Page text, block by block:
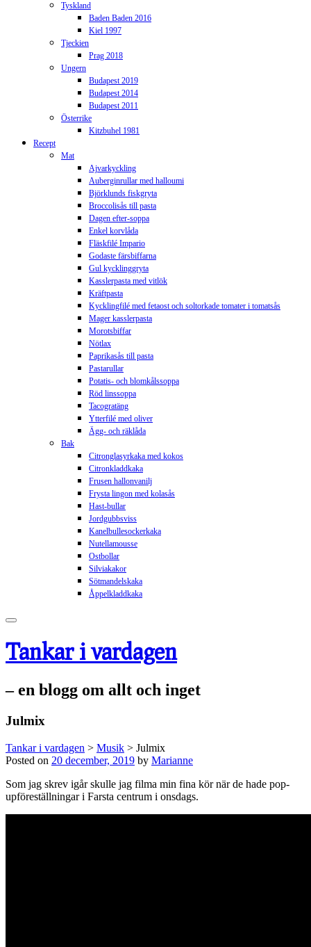
Tyskland
Baden Baden 2016
Kiel 1997
Tjeckien
Prag 2018
Ungern
Budapest 2019
Budapest 2014
Budapest 2011
Österrike
Kitzbuhel 1981
Recept
Mat
Ajvarkyckling
Auberginrullar med halloumi
Björklunds fiskgryta
Broccolisås till pasta
Dagen efter-soppa
Enkel korvlåda
Fläskfilé Impario
Godaste färsbiffarna
Gul kycklinggryta
Kasslerpasta med vitlök
Kräftpasta
Kycklingfilé med fetaost och soltorkade tomater i tomatsås
Mager kasslerpasta
Morotsbiffar
Nötlax
Paprikasås till pasta
Pastarullar
Potatis- och blomkålssoppa
Röd linssoppa
Tacogratäng
Ytterfilé med oliver
Ägg- och räklåda
Bak
Citronglasyrkaka med kokos
Citronkladdkaka
Frusen hallonvanilj
Frysta lingon med kolasås
Hast-bullar
Jordgubbsviss
Kanelbullesockerkaka
Nutellamousse
Ostbollar
Silviakakor
Sötmandelskaka
Åppelkladdkaka
Tankar i vardagen
– en blogg om allt och inget
Julmix
Tankar i vardagen > Musik > Julmix
Posted on 20 december, 2019 by Marianne
Som jag skrev igår skulle jag filma min fina kör när de hade pop-
upföreställningar i Farsta centrum i onsdags.